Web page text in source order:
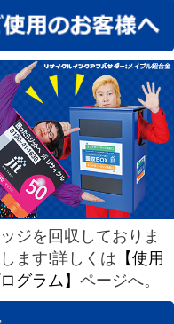
ジを回収しておりま
ます!詳しくは 【使用
グラム】 ページへ。